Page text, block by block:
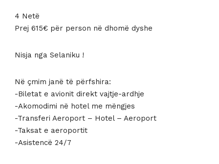
4 Netë
Prej 615€ për person në dhomë dyshe
Nisja nga Selaniku !
Në çmim janë të përfshira:
-Biletat e avionit direkt vajtje-ardhje
-Akomodimi në hotel me mëngjes
-Transferi Aeroport – Hotel – Aeroport
-Taksat e aeroportit
-Asistencë 24/7